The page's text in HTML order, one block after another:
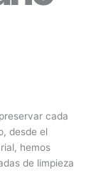
cada
desde el
hemos
de limpieza